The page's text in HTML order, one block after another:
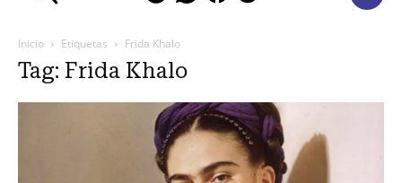
Inicio Etiquetas Frida Khalo
Tag: Frida Khalo